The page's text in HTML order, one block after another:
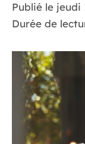
Publié le jeudi
Durée de